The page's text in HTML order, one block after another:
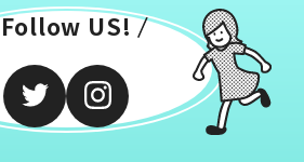
Follow US!